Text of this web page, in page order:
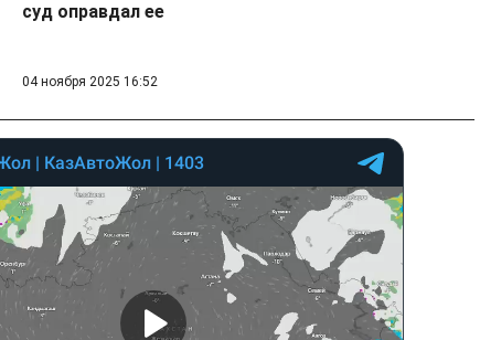
суд оправдал ее
04 ноября 2025 16:52